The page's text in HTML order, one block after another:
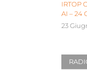
IRTOP
AI – 24
23